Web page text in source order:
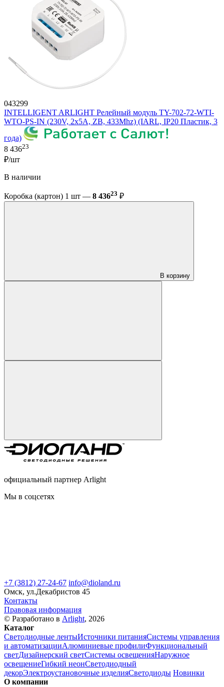
043299
INTELLIGENT ARLIGHT Релейный модуль TY-702-72-WTI-
WTO-PS-IN (230V, 2x5A, ZB, 433Mhz) (IARL, IP20 Пластик, 3
года)
8 43623
₽/шт
В наличии
Коробка (картон) 1 шт — 8 43623 ₽
В корзину
официальный партнер Arlight
Мы в соцсетях
+7 (3812) 27-24-67 info@dioland.ru
Омск, ул.Декабристов 45
Контакты
Правовая информация
© Разработано в Arlight, 2026
Каталог
Светодиодные лентыИсточники питанияСистемы управления
и автоматизацииАлюминиевые профилиФункциональный
светДизайнерский светСистемы освещенияНаружное
освещениеГибкий неонСветодиодный
декорЭлектроустановочные изделияСветодиоды Новинки
О компании